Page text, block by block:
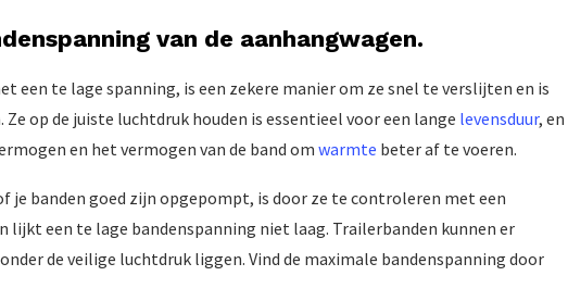
van de aanhangwagen.
een te lage spanning, is een zekere manier om ze snel te verslijten en is
op de juiste luchtdruk houden is essentieel voor een lange levensduur, en
en het vermogen van de band om warmte beter af te voeren.
je banden goed zijn opgepompt, is door ze te controleren met een
lijkt een te lage bandenspanning niet laag. Trailerbanden kunnen er
de veilige luchtdruk liggen. Vind de maximale bandenspanning door